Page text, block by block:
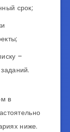
срок;
–
в
ниже.